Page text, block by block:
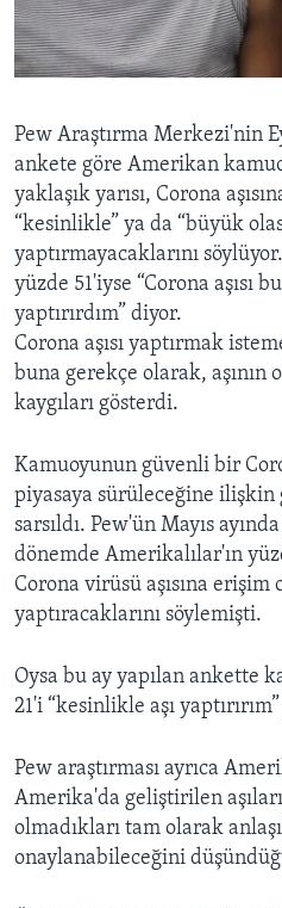
HAYATTAN
SANAT
BIZI TAKIP EDIN
Diller
Pew Araştırma Merkezi'nin
ankete göre Amerikan
yaklaşık yarısı, Corona
“kesinlikle” ya da “büyük
yaptırmayacaklarını
yüzde 51'iyse “Corona aşısı
yaptırırdım” diyor.
Corona aşısı yaptırmak
buna gerekçe olarak,
kaygıları gösterdi.
Kamuoyunun güvenli bir
piyasaya sürüleceğine ilişkin
sarsıldı. Pew'ün Mayıs
dönemde Amerikalılar'ın
Corona virüsü aşısına erişim
yaptıracaklarını söylemişti.
Oysa bu ay yapılan ankette
21'i “kesinlikle aşı
Pew araştırması ayrıca
Amerika'da geliştirilen
olmadıkları tam olarak
onaylanabileceğini